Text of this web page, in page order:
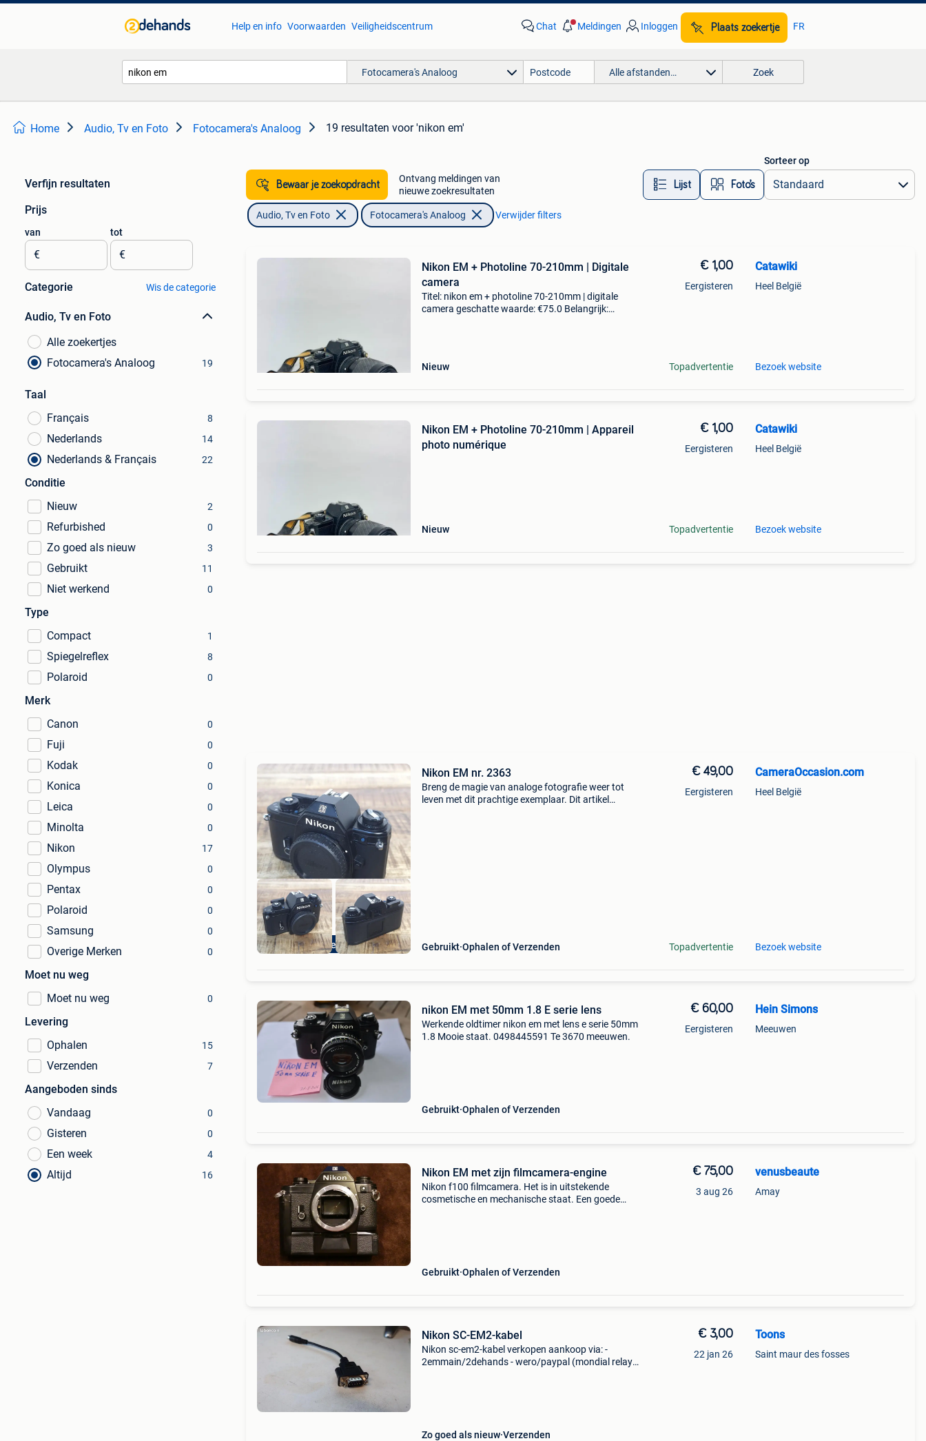
Help en info Voorwaarden Veiligheidscentrum Chat Meldingen Inloggen Plaats zoekertje FR
Fotocamera's Analoog Alle afstanden… Zoek
Home Audio, Tv en Foto Fotocamera's Analoog 19 resultaten voor 'nikon em'
Verfijn resultaten
Prijs
van
€
tot
€
Categorie Wis de categorie
Audio, Tv en Foto
Alle zoekertjes
Fotocamera's Analoog
19
Taal
Français
8
Nederlands 14
Nederlands & Français 22
Conditie
Nieuw
2
Refurbished 0
Zo goed als nieuw 3
Gebruikt 11
Niet werkend 0
Type
Compact
1
Spiegelreflex 8
Polaroid 0
Merk
Canon
0
Fuji 0
Kodak 0
Konica 0
Leica 0
Minolta 0
Nikon 17
Olympus 0
Pentax 0
Polaroid 0
Samsung 0
Overige Merken 0
Moet nu weg
Moet nu weg
0
Levering
Ophalen
15
Verzenden 7
Aangeboden sinds
Vandaag
0
Gisteren 0
Een week 4
Altijd 16
Bewaar je zoekopdracht
Ontvang meldingen van
nieuwe zoekresultaten
Lijst Foto’s
Sorteer op
Audio, Tv en Foto Fotocamera's Analoog Verwijder filters
Nikon EM + Photoline 70-210mm | Digitale
camera
Titel: nikon em + photoline 70-210mm | digitale
camera geschatte waarde: €75.0 Belangrijk:
Nieuw
€ 1,00
Eergisteren
Topadvertentie
Catawiki
Heel België
Bezoek website
Nikon EM + Photoline 70-210mm | Appareil
photo numérique
Nieuw
€ 1,00
Eergisteren
Topadvertentie
Catawiki
Heel België
Bezoek website
In & Verkoop
Nikon EM nr. 2363
Breng de magie van analoge fotografie weer tot
leven met dit prachtige exemplaar. Dit artikel
Gebruikt Ophalen of Verzenden
€ 49,00
Eergisteren
Topadvertentie
CameraOccasion.com
Heel België
Bezoek website
nikon EM met 50mm 1.8 E serie lens
Werkende oldtimer nikon em met lens e serie 50mm
1.8 Mooie staat. 0498445591 Te 3670 meeuwen.
Gebruikt Ophalen of Verzenden
€ 60,00
Eergisteren
Hein Simons
Meeuwen
Nikon EM met zijn filmcamera-engine
Nikon f100 filmcamera. Het is in uitstekende
cosmetische en mechanische staat. Een goede
Gebruikt Ophalen of Verzenden
€ 75,00
3 aug 26
venusbeaute
Amay
Nikon SC-EM2-kabel
Nikon sc-em2-kabel verkopen aankoop via: -
2emmain/2dehands - wero/paypal (mondial relay
Zo goed als nieuw Verzenden
€ 3,00
22 jan 26
Toons
Saint maur des fosses